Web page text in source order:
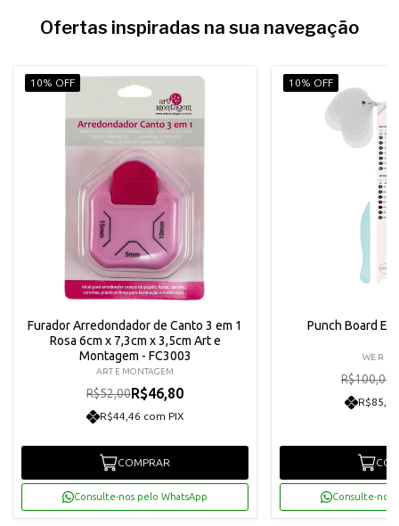
Ofertas inspiradas na sua navegação
10% OFF
Furador Arredondador de Canto 3 em 1
Rosa 6cm x 7,3cm x 3,5cm Art e
Montagem - FC3003
ART E MONTAGEM
R$52,00R$46,80
R$44,46 com PIX
COMPRAR
Consulte-nos pelo WhatsApp
10% OFF
Punch Board
WE R
R$100,00
Consulte-nos